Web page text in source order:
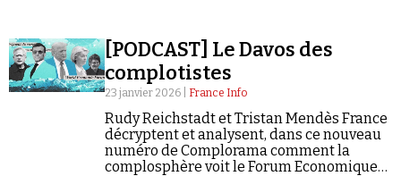
Newsletter
[PODCAST] Le Davos des
complotistes
23 janvier 2026 | France Info
Rudy Reichstadt et Tristan Mendès France
décryptent et analysent, dans ce nouveau
numéro de Complorama comment la
complosphère voit le Forum Economique